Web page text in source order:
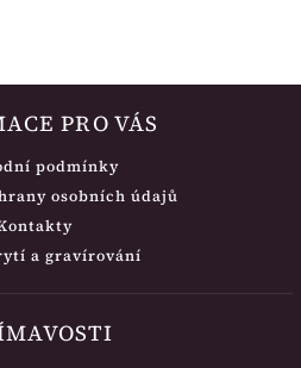
PRO VÁS
podmínky
osobních údajů
a gravírování